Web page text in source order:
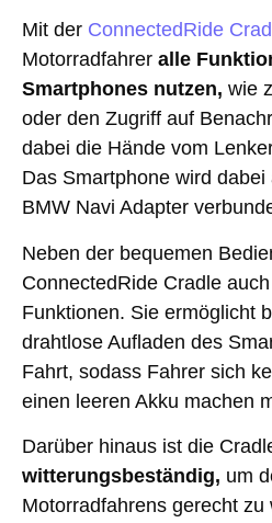
Mit der ConnectedRide
Motorradfahrer alle
Smartphones nutzen, wie
oder den Zugriff auf
dabei die Hände vom
Das Smartphone wird
BMW Navi Adapter
Neben der bequemen
ConnectedRide Cradle
Funktionen. Sie ermöglicht
drahtlose Aufladen des
Fahrt, sodass Fahrer sich
einen leeren Akku machen
Darüber hinaus ist die
witterungsbeständig, um
Motorradfahrens gerecht